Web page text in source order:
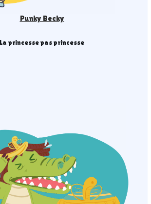
Punky Becky
La princesse pas princesse